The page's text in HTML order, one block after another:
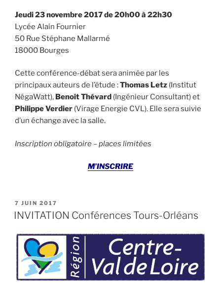
Jeudi 23 novembre 2017de 20h00 à 22h30
Lycée Alain Fournier
50 Rue Stéphane Mallarmé
18000 Bourges
Cette conférence-débat sera animée par les
principaux auteurs de l’étude :Thomas Letz (Institut
NégaWatt), Benoit Thévard (Ingénieur Consultant) et
Philippe Verdier (Virage Energie CVL). Elle sera suivie
d’un échange avec la salle.
Inscription obligatoire – places limitées
M’INSCRIRE
PUBLIÉ
LE
7 JUIN 2017
INVITATION Conférences Tours-Orléans